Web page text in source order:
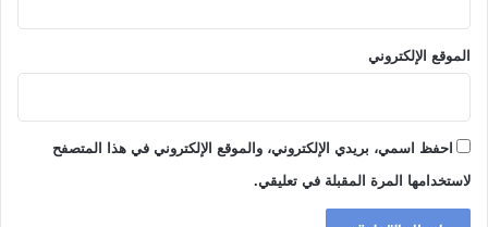
الموقع الإلكتروني
احفظ اسمي، بريدي الإلكتروني، والموقع الإلكتروني في هذا المتصفح
لاستخدامها المرة المقبلة في تعليقي.